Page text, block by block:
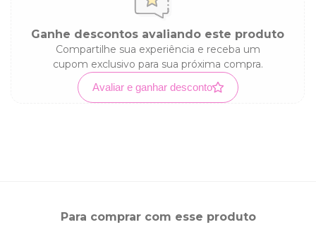
Ganhe descontos avaliando este produto
Compartilhe sua experiência e receba um
cupom exclusivo para sua próxima compra.
Avaliar e ganhar desconto
Para comprar com esse produto